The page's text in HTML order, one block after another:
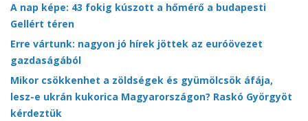
A nap képe: 43 fokig kúszott a hőmérő a budapesti
Gellért téren
Erre vártunk: nagyon jó hírek jöttek az euróövezet
gazdaságából
Mikor csökkenhet a zöldségek és gyümölcsök áfája,
lesz-e ukrán kukorica Magyarországon? Raskó Györgyöt
kérdeztük